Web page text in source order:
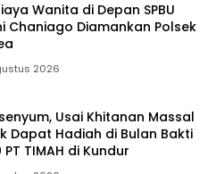
Wanita di Depan SPBU
Chaniago Diamankan Polsek
2026
Usai Khitanan Massal
Dapat Hadiah di Bulan Bakti
TIMAH di Kundur